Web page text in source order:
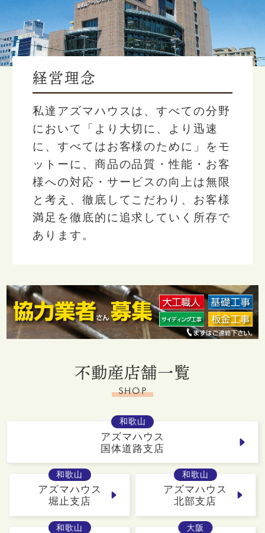
経営理念
私達アズマハウスは、すべての分野
において「より大切に、より迅速
に、すべてはお客様のために」をモ
ットーに、商品の品質・性能・お客
様への対応・サービスの向上は無限
と考え、徹底してこだわり、お客様
満足を徹底的に追求していく所存で
あります。
不動産店舗一覧
SHOP
和歌山
アズマハウス
国体道路支店
和歌山
アズマハウス
堀止支店
和歌山
アズマハウス
北部支店
和歌山 大阪